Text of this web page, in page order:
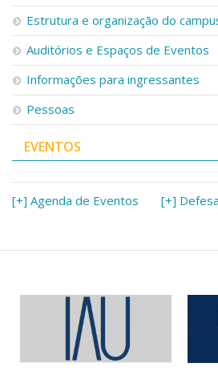
Estrutura e organização do
Auditórios e Espaços de Eventos
Informações para ingressantes
Pessoas
EVENTOS
[+] Agenda de Eventos [+]